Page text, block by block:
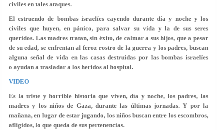
civiles en tales ataques.
El estruendo de bombas israelíes cayendo durante día y noche y los
civiles que huyen, en pánico, para salvar su vida y la de sus seres
queridos. Las madres tratan, sin éxito, de calmar a sus hijos, que a pesar
de su edad, se enfrentan al feroz rostro de la guerra y los padres, buscan
alguna señal de vida en las casas destruidas por las bombas israelíes
o ayudan a trasladar a los heridos al hospital.
VIDEO
Es la triste y horrible historia que viven, día y noche, los padres, las
madres y los niños de Gaza, durante las últimas jornadas. Y por la
mañana, en lugar de estar jugando, los niños buscan entre los escombros,
afligidos, lo que queda de sus pertenencias.